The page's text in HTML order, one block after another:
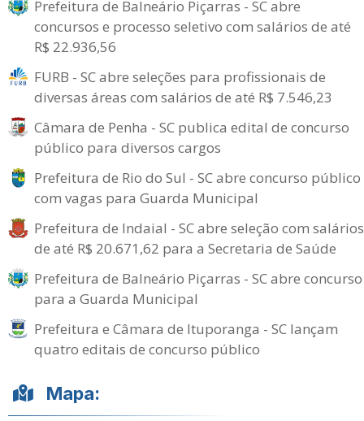
Prefeitura de Balneário Piçarras - SC abre
concursos e processo seletivo com salários de até
R$ 22.936,56
FURB - SC abre seleções para profissionais de
diversas áreas com salários de até R$ 7.546,23
Câmara de Penha - SC publica edital de concurso
público para diversos cargos
Prefeitura de Rio do Sul - SC abre concurso público
com vagas para Guarda Municipal
Prefeitura de Indaial - SC abre seleção com salários
de até R$ 20.671,62 para a Secretaria de Saúde
Prefeitura de Balneário Piçarras - SC abre concurso
para a Guarda Municipal
Prefeitura e Câmara de Ituporanga - SC lançam
quatro editais de concurso público
Mapa: